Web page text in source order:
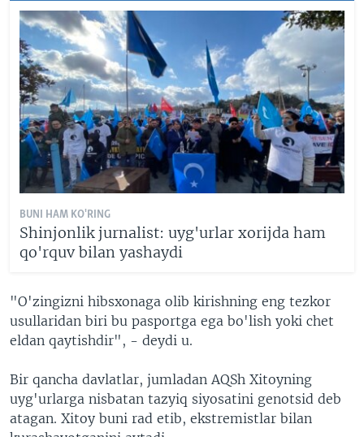
BUNI HAM KO'RING
Shinjonlik jurnalist: uyg'urlar xorijda ham
qo'rquv bilan yashaydi
"O'zingizni hibsxonaga olib kirishning eng tezkor
usullaridan biri bu pasportga ega bo'lish yoki chet
eldan qaytishdir", - deydi u.
Bir qancha davlatlar, jumladan AQSh Xitoyning
uyg'urlarga nisbatan tazyiq siyosatini genotsid deb
atagan. Xitoy buni rad etib, ekstremistlar bilan